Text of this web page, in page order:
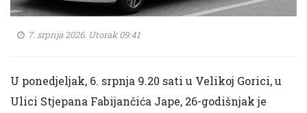
7. srpnja 2026. Utorak 09:41
U ponedjeljak, 6. srpnja 9.20 sati u Velikoj Gorici, u
Ulici Stjepana Fabijančića Jape, 26-godišnjak je